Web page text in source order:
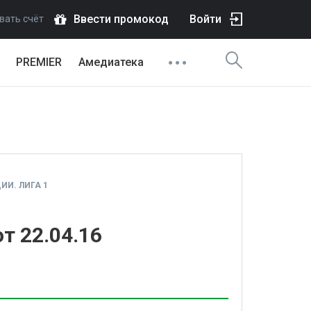
счёт Ввести промокод Войти
PREMIER Амедиатека
ЛИГА 1
22.04.16